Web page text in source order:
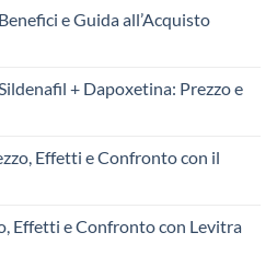
e Guida all’Acquisto
+ Dapoxetina: Prezzo e
Effetti e Confronto con il
Effetti e Confronto con Levitra